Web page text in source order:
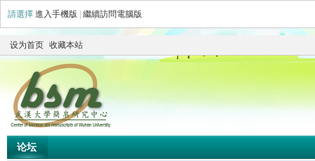
請選擇 進入手機版 繼續訪問電腦版
设为首页 收藏本站
论坛